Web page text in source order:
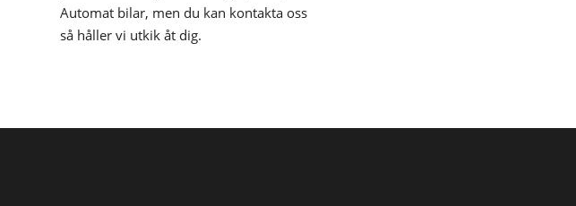
Touareg
Automat bilar, men du kan kontakta oss
så håller vi utkik åt dig.